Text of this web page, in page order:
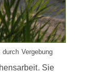
Vergebung
Sie